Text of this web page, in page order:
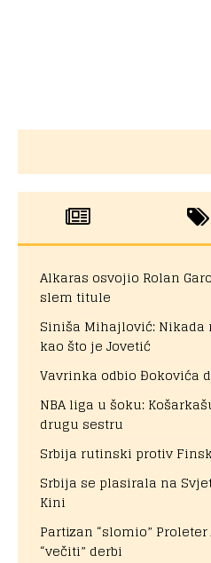
Alkaras osvojio Rolan
slem titule
Siniša Mihajlović:
kao što je Jovetić
Vavrinka odbio Đokovića
NBA liga u šoku:
drugu sestru
Srbija rutinski protiv
Srbija se plasirala na
Kini
Partizan “slomio”
“večiti” derbi